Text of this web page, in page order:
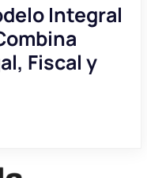
Integral
Fiscal y